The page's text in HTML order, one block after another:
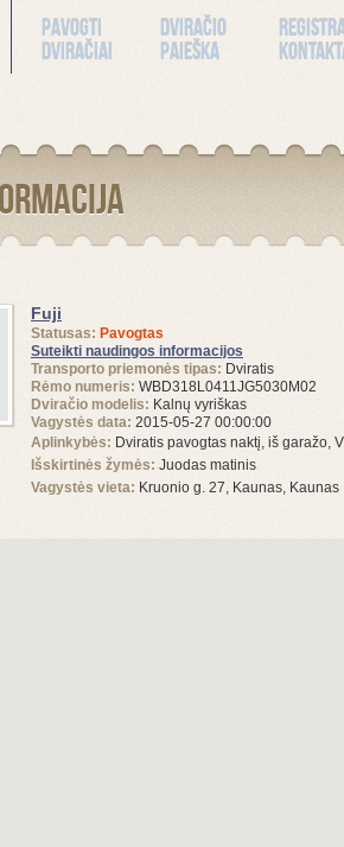
Pavogti
dviračiai
Dviračio
paieška
Fuji
Statusas: Pavogtas
Suteikti naudingos informacijos
Transporto priemonės tipas: Dviratis
Rėmo numeris: WBD318L0411JG5030M02
Dviračio modelis: Kalnų vyriškas
Vagystės data: 2015-05-27 00:00:00
Aplinkybės: Dviratis pavogtas naktį, iš garažo,
Išskirtinės žymės: Juodas matinis
Vagystės vieta: Kruonio g. 27, Kaunas, Kaunas